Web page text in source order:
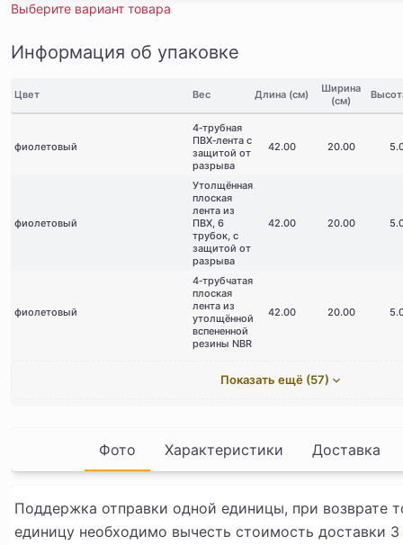
Выберите вариант товара
Информация об упаковке
Цвет Вес Длина (см)
Ширина
(см)
фиолетовый
4‑трубная
ПВХ‑лента с
защитой от
разрыва
42.00 20.00
фиолетовый
Утолщённая
плоская
лента из
ПВХ, 6
трубок, с
защитой от
разрыва
42.00 20.00
фиолетовый
4‑трубчатая
плоская
лента из
утолщённой
вспененной
резины NBR
42.00 20.00
Показать ещё (57)
Фото Характеристики Доставка
Поддержка отправки одной единицы, при возврате
единицу необходимо вычесть стоимость доставки